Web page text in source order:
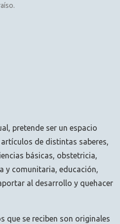
pretende ser un espacio
de distintas saberes,
básicas, obstetricia,
y comunitaria, educación,
al desarrollo y quehacer
que se reciben son originales